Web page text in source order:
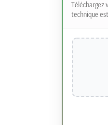
Téléchargez
technique